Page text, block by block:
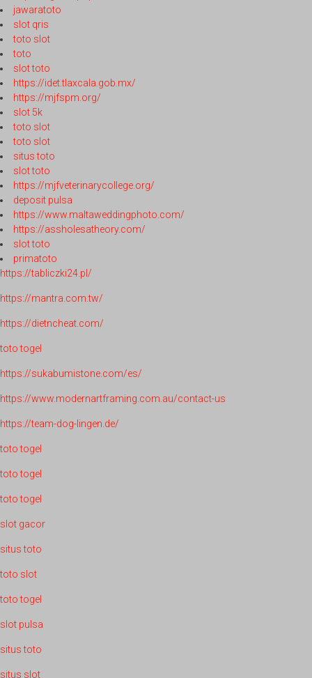
jawaratoto
slot qris
toto slot
toto
slot toto
https://idet.tlaxcala.gob.mx/
https://mjfspm.org/
slot 5k
toto slot
toto slot
situs toto
slot toto
https://mjfveterinarycollege.org/
deposit pulsa
https://www.maltaweddingphoto.com/
https://assholesatheory.com/
slot toto
primatoto
https://tabliczki24.pl/
https://mantra.com.tw/
https://dietncheat.com/
toto togel
https://sukabumistone.com/es/
https://www.modernartframing.com.au/contact-us
https://team-dog-lingen.de/
toto togel
toto togel
toto togel
slot gacor
situs toto
toto slot
toto togel
slot pulsa
situs toto
situs slot